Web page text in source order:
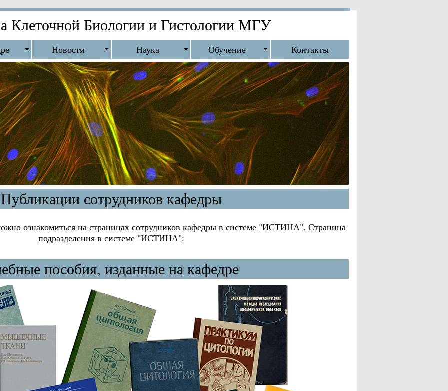
Клеточной Биологии и Гистологии МГУ
Новости Наука Обучение Контакты
Публикации сотрудников кафедры
ознакомиться на страницах сотрудников кафедры в системе "ИСТИНА". Страница
подразделения в системе "ИСТИНА":
пособия, изданные на кафедре